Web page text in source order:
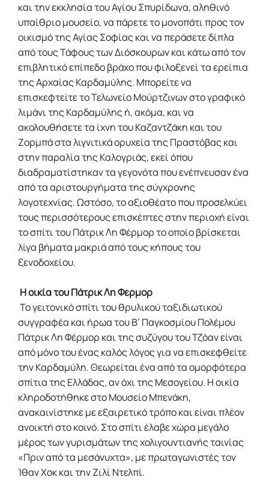
και την εκκλησία του Αγίου Σπυρίδωνα, αληθινό
υπαίθριο μουσείο, να πάρετε το μονοπάτι προς τον
οικισμό της Αγίας Σοφίας και να περάσετε δίπλα
από τους Τάφους των Διόσκουρων και κάτω από τον
επιβλητικό επίπεδο βράχο που φιλοξενεί τα ερείπια
της Αρχαίας Καρδαμύλης. Μπορείτε να
επισκεφτείτε το Τελωνείο Μούρτζινων στο γραφικό
λιμάνι της Καρδαμύλης ή, ακόμα, και να
ακολουθήσετε τα ίχνη του Καζαντζάκη και του
Ζορμπά στα λιγνιτικά ορυχεία της Πραστόβας και
στην παραλία της Καλογριάς, εκεί όπου
διαδραματίστηκαν τα γεγονότα που ενέπνευσαν ένα
από τα αριστουργήματα της σύγχρονης
λογοτεχνίας. Ωστόσο, το αξιοθέατο που προσελκύει
τους περισσότερους επισκέπτες στην περιοχή είναι
το σπίτι του Πάτρικ Λη Φέρμορ το οποίο βρίσκεται
λίγα βήματα μακριά από τους κήπους του
ξενοδοχείου.
Η οικία του Πάτρικ Λη Φέρμορ
Το γειτονικό σπίτι του θρυλικού ταξιδιωτικού
συγγραφέα και ήρωα του Β’ Παγκοσμίου Πολέμου
Πάτρικ Λη Φέρμορ και της συζύγου του Τζόαν είναι
από μόνο του ένας καλός λόγος για να επισκεφθείτε
την Καρδαμύλη. Θεωρείται ένα από τα ομορφότερα
σπίτια της Ελλάδας, αν όχι της Μεσογείου. Η οικία
κληροδοτήθηκε στο Μουσείο Μπενάκη,
ανακαινίστηκε με εξαιρετικό τρόπο και είναι πλέον
ανοικτή στο κοινό. Στο σπίτι έλαβε χώρα μεγάλο
μέρος των γυρισμάτων της χολιγουντιανής ταινίας
«Πριν από τα μεσάνυχτα», με πρωταγωνιστές τον
Ίθαν Χοκ και την Ζιλί Ντελπί.